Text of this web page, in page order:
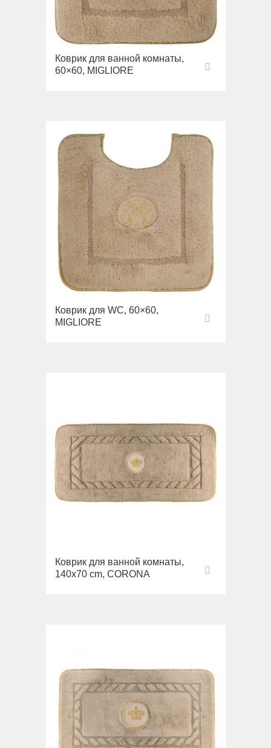
Раковины напольные
Системы инсталляций
Комплектующие
Коврик для ванной комнаты,
60×60, MIGLIORE
Коврик для WC, 60×60,
MIGLIORE
Коврик для ванной комнаты,
140х70 cm, CORONA